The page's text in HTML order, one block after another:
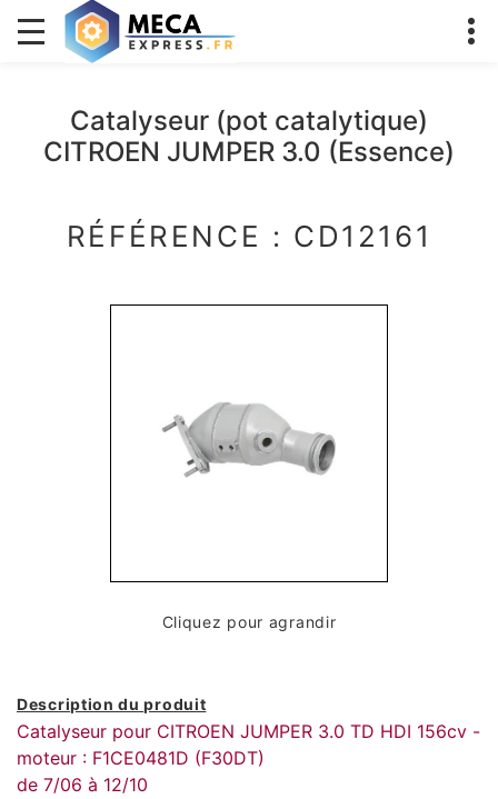
Catalyseur (pot catalytique)
CITROEN JUMPER 3.0 (Essence)
RÉFÉRENCE : CD12161
Cliquez pour agrandir
Description du produit
Catalyseur pour CITROEN JUMPER 3.0 TD HDI 156cv -
moteur : F1CE0481D (F30DT)
de 7/06 à 12/10